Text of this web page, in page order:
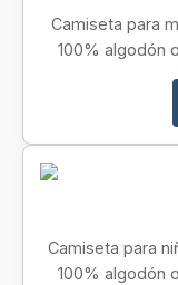
Camiseta para
100% algodón
Camiseta para
100% algodón